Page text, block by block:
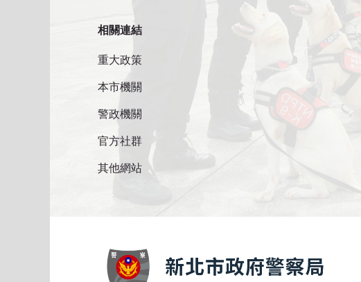
相關連結
重大政策
本市機關
警政機關
官方社群
其他網站